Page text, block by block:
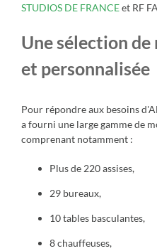
STUDIOS DE FRANCEet RF
Une sélection
et personnalisée
Pour répondre aux besoins
a fourni une large gamme de
comprenant notamment :
Plus de 220 assises,
29 bureaux,
10 tables basculantes,
8 chauffeuses,